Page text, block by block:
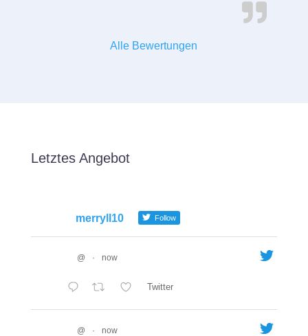
Alle Bewertungen
Letztes Angebot
merryll10 Follow
@ · now
Twitter
@ · now